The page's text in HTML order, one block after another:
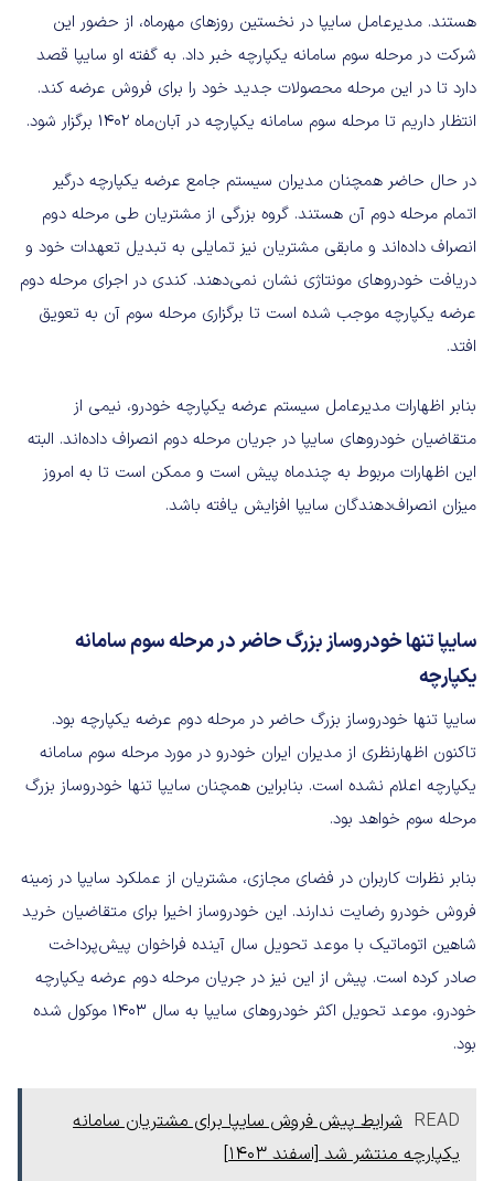
هستند. مدیرعامل سایپا در نخستین روزهای مهرماه، از حضور این
شرکت در مرحله سوم سامانه یکپارچه خبر داد. به گفته او سایپا قصد
دارد تا در این مرحله محصولات جدید خود را برای فروش عرضه کند.
انتظار داریم تا مرحله سوم سامانه یکپارچه در آبان‌ماه 1402 برگزار شود.
در حال حاضر همچنان مدیران سیستم جامع عرضه یکپارچه درگیر
اتمام مرحله دوم آن هستند. گروه بزرگی از مشتریان طی مرحله دوم
انصراف داده‌اند و مابقی مشتریان نیز تمایلی به تبدیل تعهدات خود و
دریافت خودروهای مونتاژی نشان نمی‌دهند. کندی در اجرای مرحله دوم
عرضه یکپارچه موجب شده است تا برگزاری مرحله سوم آن به تعویق
افتد.
بنابر اظهارات مدیرعامل سیستم عرضه یکپارچه خودرو، نیمی از
متقاضیان خودروهای سایپا در جریان مرحله دوم انصراف داده‌اند. البته
این اظهارات مربوط به چندماه پیش است و ممکن است تا به امروز
میزان انصراف‌دهندگان سایپا افزایش یافته باشد.
سایپا تنها خودروساز بزرگ حاضر در مرحله سوم سامانه
یکپارچه
سایپا تنها خودروساز بزرگ حاضر در مرحله دوم عرضه یکپارچه بود.
تاکنون اظهارنظری از مدیران ایران خودرو در مورد مرحله سوم سامانه
یکپارچه اعلام نشده است. بنابراین همچنان سایپا تنها خودروساز بزرگ
مرحله سوم خواهد بود.
بنابر نظرات کاربران در فضای مجازی، مشتریان از عملکرد سایپا در زمینه
فروش خودرو رضایت ندارند. این خودروساز اخیرا برای متقاضیان خرید
شاهین اتوماتیک با موعد تحویل سال آینده فراخوان پیش‌پرداخت
صادر کرده است. پیش از این نیز در جریان مرحله دوم عرضه یکپارچه
خودرو، موعد تحویل اکثر خودروهای سایپا به سال 1403 موکول شده
بود.
READ شرایط پیش فروش سایپا برای مشتریان سامانه
یکپارچه منتشر شد [اسفند 1403]